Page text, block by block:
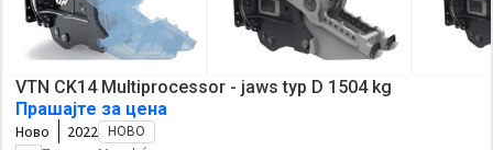
VTN CK14 Multiprocessor - jaws typ D 1504 kg
Прашајте за цена
Ново 2022 НОВО